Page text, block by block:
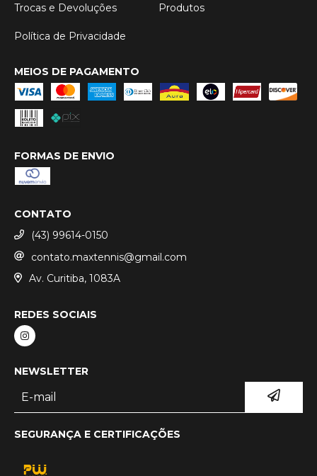
Trocas e Devoluções Produtos
Política de Privacidade
MEIOS DE PAGAMENTO
FORMAS DE ENVIO
CONTATO
(43) 99614-0150
contato.maxtennis@gmail.com
Av. Curitiba, 1083A
REDES SOCIAIS
NEWSLETTER
SEGURANÇA E CERTIFICAÇÕES